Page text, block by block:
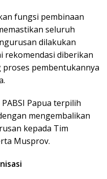
fungsi pembinaan
seluruh
dilakukan
rekomendasi diberikan
pembentukannya
Papua terpilih
mengembalikan
kepada Tim
Musprov.